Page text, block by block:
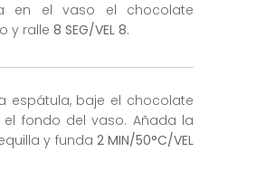
en el vaso el chocolate
y ralle 8 SEG/VEL 8.
espátula, baje el chocolate
el fondo del vaso. Añada la
y funda 2 MIN/50°C/VEL